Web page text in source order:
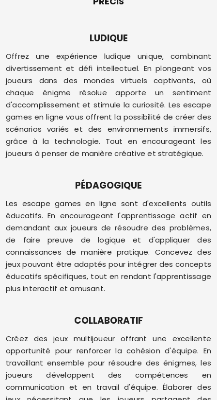
LUDIQUE
Offrez une expérience ludique unique, combinant
divertissement et défi intellectuel. En plongeant vos
joueurs dans des mondes virtuels captivants, où
chaque énigme résolue apporte un sentiment
d'accomplissement et stimule la curiosité. Les escape
games en ligne vous offrent la possibilité de créer des
scénarios variés et des environnements immersifs,
grâce à la technologie. Tout en encourageant les
joueurs à penser de manière créative et stratégique.
PÉDAGOGIQUE
Les escape games en ligne sont d'excellents outils
éducatifs. En encourageant l'apprentissage actif en
demandant aux joueurs de résoudre des problèmes,
de faire preuve de logique et d'appliquer des
connaissances de manière pratique. Concevez des
jeux pouvant être adaptés pour intégrer des concepts
éducatifs spécifiques, tout en rendant l'apprentissage
plus interactif et amusant.
COLLABORATIF
Créez des jeux multijoueur offrant une excellente
opportunité pour renforcer la cohésion d'équipe. En
travaillant ensemble pour résoudre des énigmes, les
joueurs développent des compétences en
communication et en travail d'équipe. Élaborer des